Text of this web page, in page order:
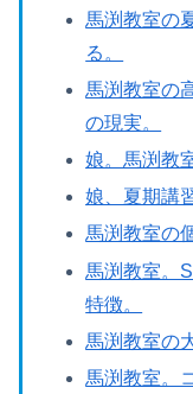
馬渕教室の
る。
馬渕教室の
の現実。
娘。馬渕教
娘、夏期講
馬渕教室の
馬渕教室。
特徴。
馬渕教室の
馬渕教室。